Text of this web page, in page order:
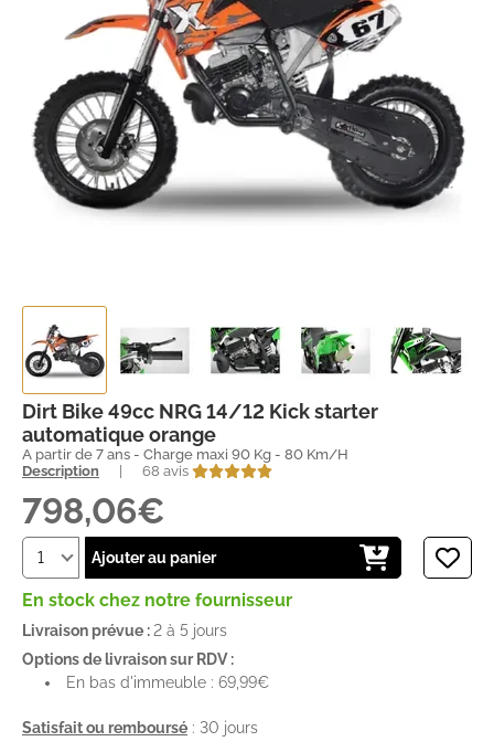
Dirt Bike 49cc NRG 14/12 Kick starter
automatique orange
A partir de 7 ans - Charge maxi 90 Kg - 80 Km/H
Description
68 avis
798,06€
Ajouter au panier
En stock chez notre fournisseur
Livraison prévue :2 à 5 jours
Options de livraison sur RDV :
En bas d'immeuble : 69,99€
Satisfait ou remboursé : 30 jours